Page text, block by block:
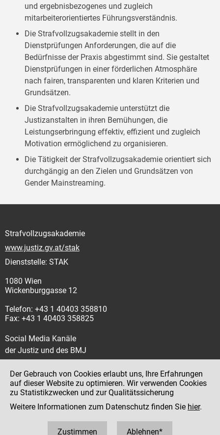
und ergebnisbezogenes und zugleich
mitarbeiterorientiertes Führungsverständnis.
Die Strafvollzugsakademie stellt in den
Dienstprüfungen Anforderungen, die auf die
Bedürfnisse der Praxis abgestimmt sind. Sie gestaltet
Dienstprüfungen in einer förderlichen Atmosphäre
nach fairen, transparenten und klaren Kriterien und
Grundsätzen.
Die Strafvollzugsakademie unterstützt die
Justizanstalten in ihren Bemühungen, die
Leistungserbringung effektiv, effizient und zugleich
Motivation ermöglichend zu organisieren.
Die Tätigkeit der Strafvollzugsakademie orientiert sich
durchgängig an den Zielen und Grundsätzen von
Gender Mainstreaming.
Strafvollzugsakademie
www.justiz.gv.at/stak
Dienststelle: STAK
1080 Wien
Wickenburggasse 12
Telefon: +43 1 40403 358810
Fax: +43 1 40403 358825
Social Media Kanäle
der Justiz und des BMJ
Impressum
Datenschutz
Der Gebrauch von Cookies erlaubt uns, Ihre Erfahrungen
auf dieser Website zu optimieren. Wir verwenden Cookies
zu Statistikzwecken und zur Qualitätssicherung
Weitere Informationen zum Datenschutz finden Sie hier.
Zustimmen Ablehnen*